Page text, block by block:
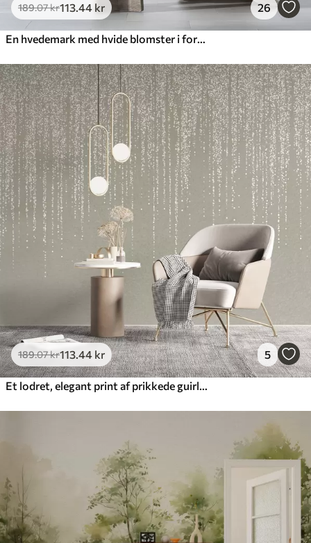
189.07kr113 .44 kr 26
189.07kr113 .44 kr 5